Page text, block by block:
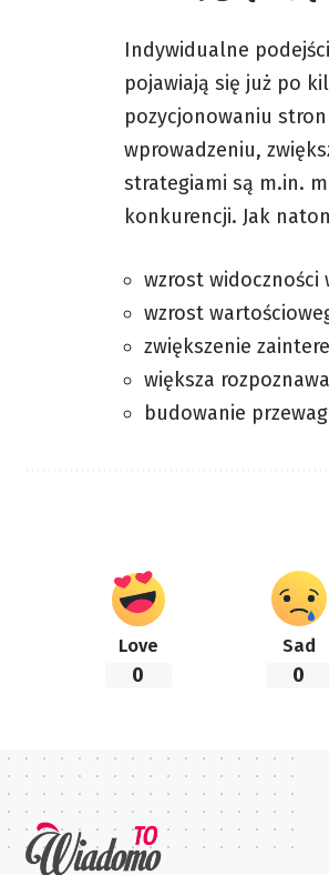
Indywidualne
pojawiają się już po
pozycjonowaniu
wprowadzeniu,
strategiami są m.in.
konkurencji. Jak
wzrost widoczności
wzrost
zwiększenie
większa
budowanie
Love
0
Sad
0